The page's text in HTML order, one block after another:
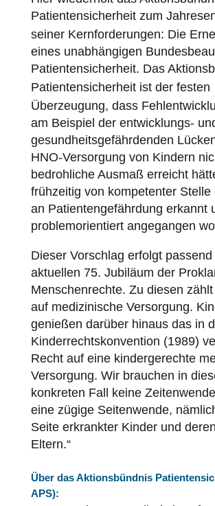
Patientensicherheitzum
seiner Kernforderungen: Die
eines unabhängigen
Patientensicherheit. Das
Patientensicherheitist der festen
Überzeugung, dass
am Beispiel der entwicklungs-
gesundheitsgefährdenden
HNO-Versorgung von Kindern
bedrohliche Ausmaß erreicht
frühzeitig von kompetenter Stelle
an Patientengefährdung erkannt
problemorientiert angegangen
Dieser Vorschlag erfolgt passend
aktuellen 75. Jubiläum der
Menschenrechte. Zu diesen
auf medizinische Versorgung.
genießen darüber hinaus das in
Kinderrechtskonvention (1989)
Recht auf eine kindergerechte
Versorgung. Wir brauchen in
konkreten Fall keine
eine zügige Seitenwende,
Seite erkrankter Kinder und
Eltern.“
Über das Aktionsbündnis
APS):